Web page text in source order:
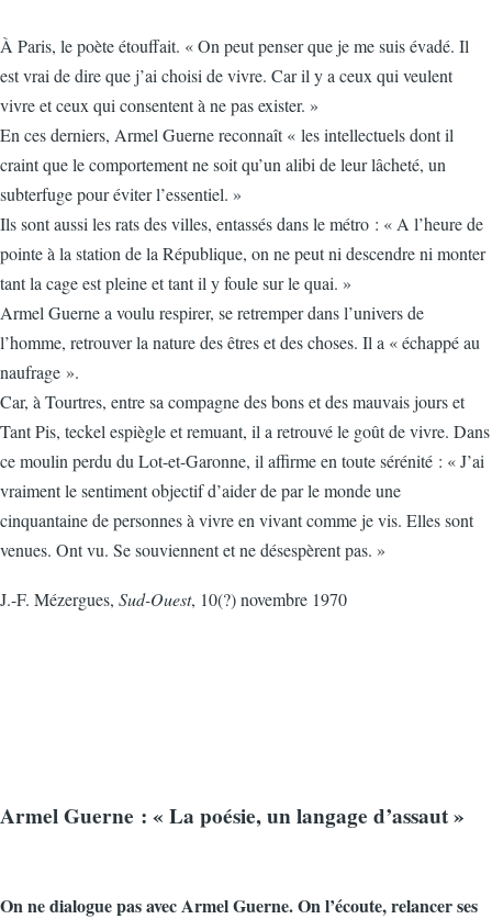
À Paris, le poète étouffait. « On peut penser que je me suis évadé. Il
est vrai de dire que j’ai choisi de vivre. Car il y a ceux qui veulent
vivre et ceux qui consentent à ne pas exister. »
En ces derniers, Armel Guerne reconnaît « les intellectuels dont il
craint que le comportement ne soit qu’un alibi de leur lâcheté, un
subterfuge pour éviter l’essentiel. »
Ils sont aussi les rats des villes, entassés dans le métro : « A l’heure de
pointe à la station de la République, on ne peut ni descendre ni monter
tant la cage est pleine et tant il y foule sur le quai. »
Armel Guerne a voulu respirer, se retremper dans l’univers de
l’homme, retrouver la nature des êtres et des choses. Il a « échappé au
naufrage ».
Car, à Tourtres, entre sa compagne des bons et des mauvais jours et
Tant Pis, teckel espiègle et remuant, il a retrouvé le goût de vivre. Dans
ce moulin perdu du Lot-et-Garonne, il affirme en toute sérénité : « J’ai
vraiment le sentiment objectif d’aider de par le monde une
cinquantaine de personnes à vivre en vivant comme je vis. Elles sont
venues. Ont vu. Se souviennent et ne désespèrent pas. »
J.-F. Mézergues, Sud-Ouest, 10(?) novembre 1970
Armel Guerne : « La poésie, un langage d’assaut »
On ne dialogue pas avec Armel Guerne. On l’écoute, relancer ses